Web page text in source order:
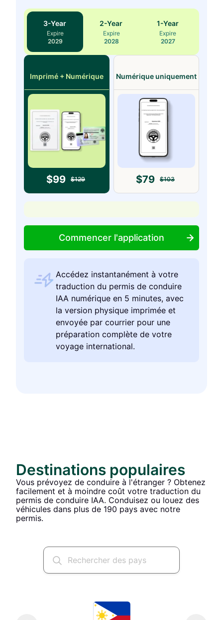
3-Year
Expire
2029
2-Year
Expire
2028
1-Year
Expire
2027
Imprimé + Numérique
$99 $129
Numérique uniquement
$79 $103
Commencer l'application
Accédez instantanément à votre
traduction du permis de conduire
IAA numérique en 5 minutes, avec
la version physique imprimée et
envoyée par courrier pour une
préparation complète de votre
voyage international.
Destinations populaires
Vous prévoyez de conduire à l'étranger ? Obtenez
facilement et à moindre coût votre traduction du
permis de conduire IAA. Conduisez ou louez des
véhicules dans plus de 190 pays avec notre
permis.